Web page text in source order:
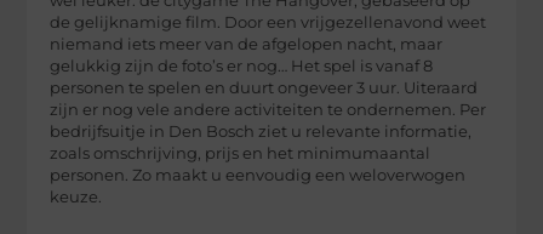
de gelijknamige film. Door een vrijgezellenavond weet
niemand iets meer van de afgelopen nacht, maar
gelukkig zijn de foto’s er nog… Het spel is vanaf 8
personen te spelen en duurt ongeveer 3 uur. Uiteraard
zijn er nog vele andere activiteiten te ondernemen. Per
bedrijfsuitje in Den Bosch ziet u relevante informatie,
zoals omschrijving, prijs en het minimumaantal
personen. Zo maakt u eenvoudig een weloverwogen
keuze.